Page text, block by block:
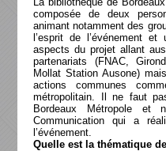
composée de deux
animant notamment des
l’esprit de l’événement
aspects du projet allant
partenariats (FNAC,
Mollat Station Ausone)
actions communes
métropolitain. Il ne faut
Bordeaux Métropole et
Communication qui a
l’événement.
Quelle est la thématique